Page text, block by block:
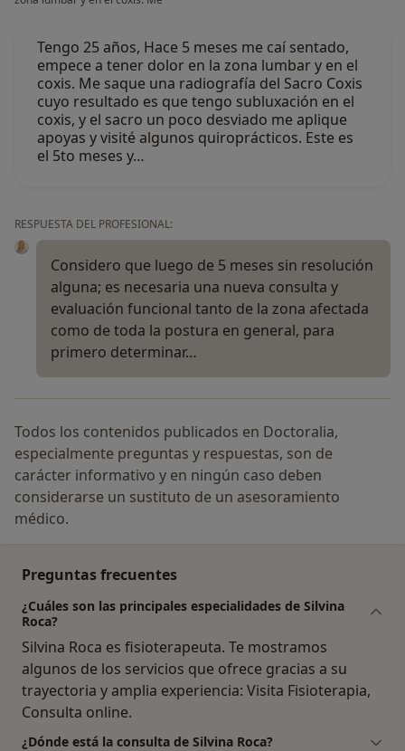
Tengo 25 años, Hace 5 meses me caí sentado,
empece a tener dolor en la zona lumbar y en el
coxis. Me saque una radiografía del Sacro Coxis
cuyo resultado es que tengo subluxación en el
coxis, y el sacro un poco desviado me aplique
apoyas y visité algunos quiroprácticos. Este es
el 5to meses y…
RESPUESTA DEL PROFESIONAL:
Considero que luego de 5 meses sin resolución
alguna; es necesaria una nueva consulta y
evaluación funcional tanto de la zona afectada
como de toda la postura en general, para
primero determinar…
Todos los contenidos publicados en Doctoralia,
especialmente preguntas y respuestas, son de
carácter informativo y en ningún caso deben
considerarse un sustituto de un asesoramiento
médico.
Preguntas frecuentes
¿Cuáles son las principales especialidades de Silvina
Roca?
Silvina Roca es fisioterapeuta. Te mostramos
algunos de los servicios que ofrece gracias a su
trayectoria y amplia experiencia: Visita Fisioterapia,
Consulta online.
¿Dónde está la consulta de Silvina Roca?